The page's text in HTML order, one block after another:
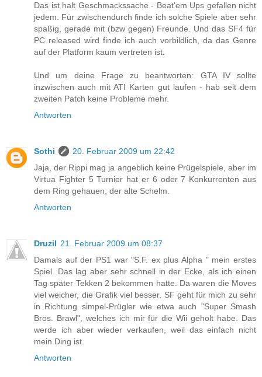
Das ist halt Geschmackssache - Beat'em Ups gefallen nicht
jedem. Für zwischendurch finde ich solche Spiele aber sehr
spaßig, gerade mit (bzw gegen) Freunde. Und das SF4 für
PC released wird finde ich auch vorbildlich, da das Genre
auf der Platform kaum vertreten ist.
Und um deine Frage zu beantworten: GTA IV sollte
inzwischen auch mit ATI Karten gut laufen - hab seit dem
zweiten Patch keine Probleme mehr.
Antworten
Sothi
20. Februar 2009 um 22:42
Jaja, der Rippi mag ja angeblich keine Prügelspiele, aber im
Virtua Fighter 5 Turnier hat er 6 oder 7 Konkurrenten aus
dem Ring gehauen, der alte Schelm.
Antworten
Druzil 21. Februar 2009 um 08:37
Damals auf der PS1 war "S.F. ex plus Alpha " mein erstes
Spiel. Das lag aber sehr schnell in der Ecke, als ich einen
Tag später Tekken 2 bekommen hatte. Da waren die Moves
viel weicher, die Grafik viel besser. SF geht für mich zu sehr
in Richtung simpel-Prügler wie etwa auch "Super Smash
Bros. Brawl", welches ich mir für die Wii geholt habe. Das
werde ich aber wieder verkaufen, weil das einfach nicht
mein Ding ist.
Antworten